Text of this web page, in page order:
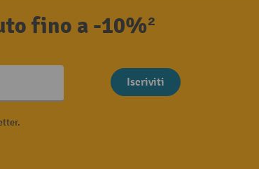
fino a -10%²
Iscriviti